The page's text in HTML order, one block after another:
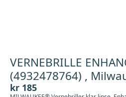
VERNEBRILLE
(4932478764) ,
kr 185